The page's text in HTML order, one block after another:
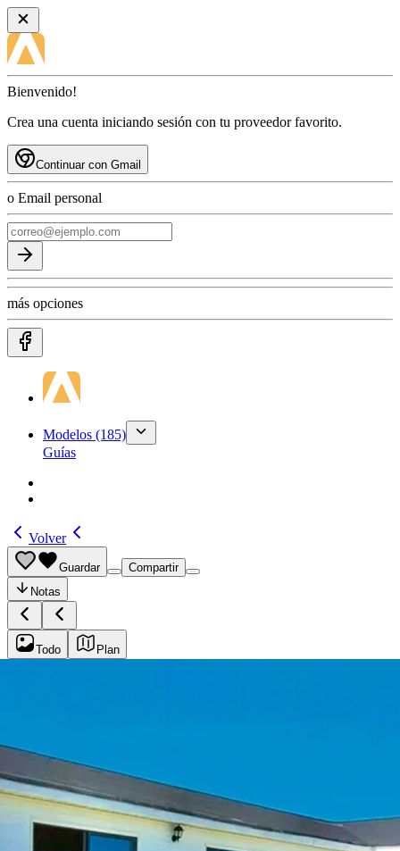
Bienvenido!
Crea una cuenta iniciando sesión con tu proveedor favorito.
Continuar con Gmail
o Email personal
más opciones
Modelos (185)
Guías
Volver
Guardar
Compartir
Notas
Todo Plan